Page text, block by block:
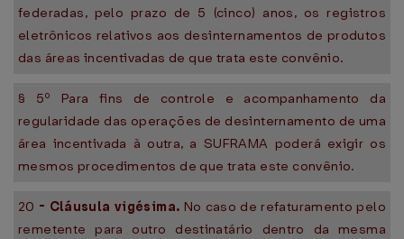
federadas, pelo prazo de 5 (cinco) anos, os registros
eletrônicos relativos aos desinternamentos de produtos
das áreas incentivadas de que trata este convênio.
§ 5º Para fins de controle e acompanhamento da
regularidade das operações de desinternamento de uma
área incentivada à outra, a SUFRAMA poderá exigir os
mesmos procedimentos de que trata este convênio.
20 - Cláusula vigésima. No caso de refaturamento pelo
remetente para outro destinatário dentro da mesma